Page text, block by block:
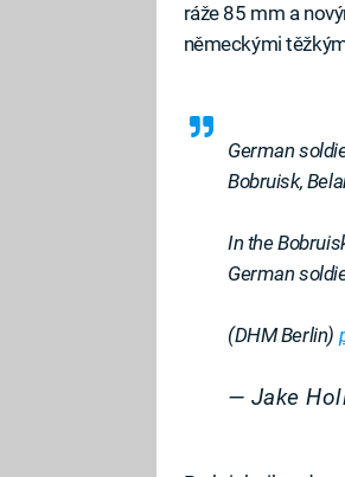
ráže 85 mm a
německými
German
Bobruisk,
In the
German
(DHM Berlin)
— Jake